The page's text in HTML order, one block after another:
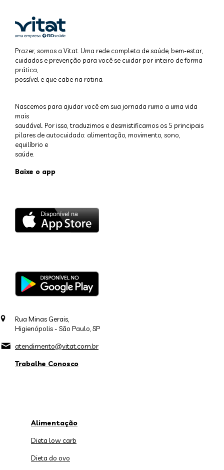
Prazer, somos a Vitat. Uma rede completa de saúde, bem-estar,
cuidados e prevenção para você se cuidar por inteiro de forma
prática,
possível e que cabe na rotina.
Nascemos para ajudar você em sua jornada rumo a uma vida
mais
saudável. Por isso, traduzimos e desmistificamos os 5 principais
pilares de autocuidado: alimentação, movimento, sono,
equilíbrio e
saúde.
Baixe o app
Rua Minas Gerais,
Higienópolis - São Paulo, SP
atendimento@vitat.com.br
Trabalhe Conosco
Alimentação
Dieta low carb
Dieta do ovo